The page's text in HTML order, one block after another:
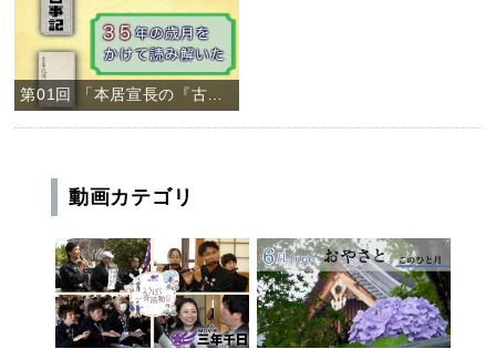
第01回 「本居宣長の『古事記伝』」
動画カテゴリ